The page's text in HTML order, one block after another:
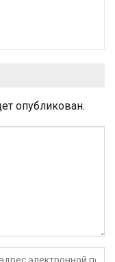
опубликован.